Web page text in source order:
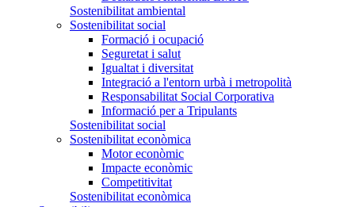
Sostenibilitat ambiental
Sostenibilitat social
Formació i ocupació
Seguretat i salut
Igualtat i diversitat
Integració a l'entorn urbà i metropolità
Responsabilitat Social Corporativa
Informació per a Tripulants
Sostenibilitat social
Sostenibilitat econòmica
Motor econòmic
Impacte econòmic
Competitivitat
Sostenibilitat econòmica